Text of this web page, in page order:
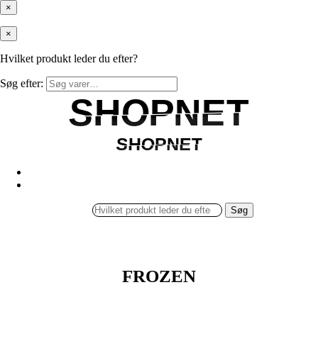
×
×
Hvilket produkt leder du efter?
Søg efter:
SHOPNET
SHOPNET
SHOPNET
SHOPNET
Søg
FROZEN